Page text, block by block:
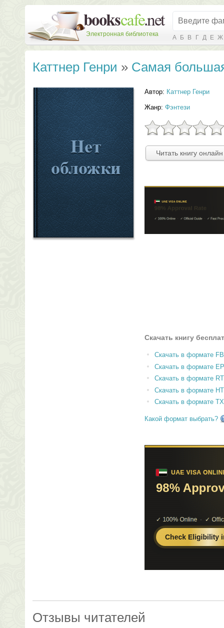
Электронная библиотека А Б В Г Д Е Ж
Каттнер Генри » Самая
Автор: Каттнер Генри
Жанр: Фэнтези
Читать книгу
Скачать книгу
Скачать в формате
Скачать в формате
Скачать в формате
Скачать в формате
Скачать в формате
Какой формат выбрать?
Отзывы читателей